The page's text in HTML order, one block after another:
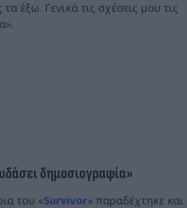
έξω. Γενικά τις σχέσεις μου τις
δημοσιογραφία»
του «Survivor» παραδέχτηκε και